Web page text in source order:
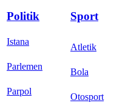
Politik Sport
Istana
Atletik
Parlemen
Bola
Parpol
Otosport